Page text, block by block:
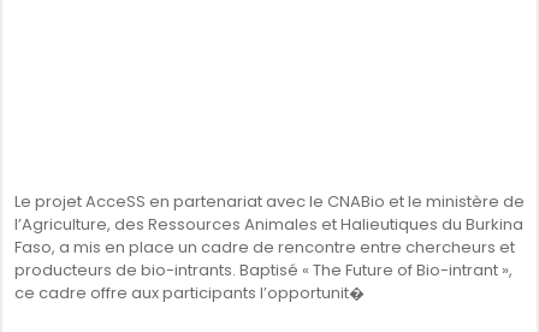
Le projet AcceSS en partenariat avec le CNABio et le ministère de
l’Agriculture, des Ressources Animales et Halieutiques du Burkina
Faso, a mis en place un cadre de rencontre entre chercheurs et
producteurs de bio-intrants. Baptisé « The Future of Bio-intrant »,
ce cadre offre aux participants l’opportunit�